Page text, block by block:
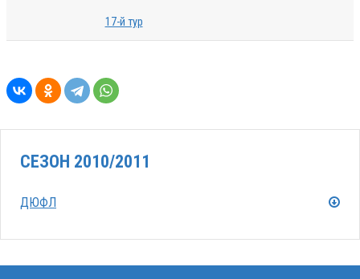
17-й тур
СЕЗОН 2010/2011
ДЮФЛ